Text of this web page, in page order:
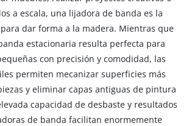
a escala, una lijadora de banda es la
dar forma a la madera. Mientras que
estacionaria resulta perfecta para
con precisión y comodidad, las
permiten mecanizar superficies más
y eliminar capas antiguas de pintura
capacidad de desbaste y resultados
de banda facilitan enormemente